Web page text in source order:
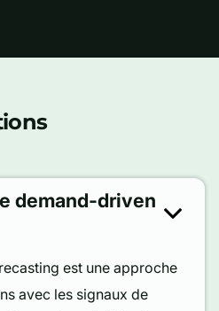
demand-driven
est une approche
avec les signaux de